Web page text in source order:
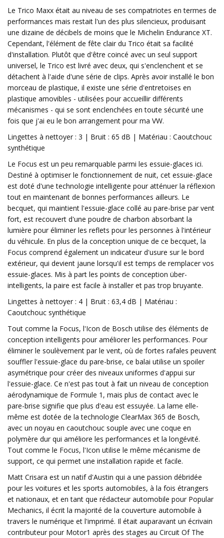
Le Trico Maxx était au niveau de ses compatriotes en termes de
performances mais restait l'un des plus silencieux, produisant
une dizaine de décibels de moins que le Michelin Endurance XT.
Cependant, l'élément de fête clair du Trico était sa facilité
d'installation. Plutôt que d'être coincé avec un seul support
universel, le Trico est livré avec deux, qui s'enclenchent et se
détachent à l'aide d'une série de clips. Après avoir installé le bon
morceau de plastique, il existe une série d'entretoises en
plastique amovibles - utilisées pour accueillir différents
mécanismes - qui se sont enclenchées en toute sécurité une
fois que j'ai eu le bon arrangement pour ma VW.
Lingettes à nettoyer : 3 | Bruit : 65 dB | Matériau : Caoutchouc
synthétique
Le Focus est un peu remarquable parmi les essuie-glaces ici.
Destiné à optimiser le fonctionnement de nuit, cet essuie-glace
est doté d'une technologie intelligente pour atténuer la réflexion
tout en maintenant de bonnes performances ailleurs. Le
becquet, qui maintient l'essuie-glace collé au pare-brise par vent
fort, est recouvert d'une poudre de charbon absorbant la
lumière pour éliminer les reflets pour les personnes à l'intérieur
du véhicule. En plus de la conception unique de ce becquet, la
Focus comprend également un indicateur d'usure sur le bord
extérieur, qui devient jaune lorsqu'il est temps de remplacer vos
essuie-glaces. Mis à part les points de conception über-
intelligents, la paire est facile à installer et pas trop bruyante.
Lingettes à nettoyer : 4 | Bruit : 63,4 dB | Matériau :
Caoutchouc synthétique
Tout comme la Focus, l'Icon de Bosch utilise des éléments de
conception intelligents pour améliorer les performances. Pour
éliminer le soulèvement par le vent, où de fortes rafales peuvent
souffler l'essuie-glace du pare-brise, ce balai utilise un spoiler
asymétrique pour créer des niveaux uniformes d'appui sur
l'essuie-glace. Ce n'est pas tout à fait un niveau de conception
aérodynamique de Formule 1, mais plus de contact avec le
pare-brise signifie que plus d'eau est essuyée. La lame elle-
même est dotée de la technologie ClearMax 365 de Bosch,
avec un noyau en caoutchouc souple avec une coque en
polymère dur qui améliore les performances et la longévité.
Tout comme le Focus, l'Icon utilise le même mécanisme de
support, ce qui permet une installation rapide et facile.
Matt Crisara est un natif d'Austin qui a une passion débridée
pour les voitures et les sports automobiles, à la fois étrangers
et nationaux, et en tant que rédacteur automobile pour Popular
Mechanics, il écrit la majorité de la couverture automobile à
travers le numérique et l'imprimé. Il était auparavant un écrivain
contributeur pour Motor1 après des stages au Circuit Of The